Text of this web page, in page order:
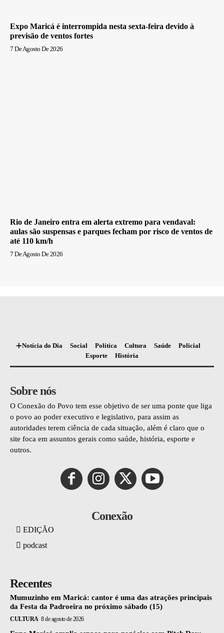
Expo Maricá é interrompida nesta sexta-feira devido à
previsão de ventos fortes
7 De Agosto De 2026
Rio de Janeiro entra em alerta extremo para vendaval:
aulas são suspensas e parques fecham por risco de ventos de
até 110 km/h
7 De Agosto De 2026
Notícia do Dia Social Política Cultura Saúde
Policial
Esporte
História
Sobre nós
O Conexão do Povo tem esse objetivo de ser uma ponte que liga
o povo ao poder executivo e legislativo, para assim as
autoridades terem ciência de cada situação, além é claro que o
site foca em assuntos gerais como saúde, história, esporte e
outros.
Conexão
EDIÇÃO
podcast
Recentes
Mumuzinho em Maricá: cantor é uma das atrações principais
da Festa da Padroeira no próximo sábado (15)
CULTURA 8 de agosto de 2026